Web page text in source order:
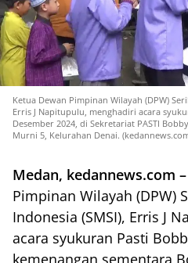
Ketua Dewan Pimpinan Wilayah (DPW)
Erris J Napitupulu, menghadiri acara
Desember 2024, di Sekretariat PASTI
Murni 5, Kelurahan Denai.
Medan, kedannews.com –
Pimpinan Wilayah (DPW)
Indonesia (SMSI), Erris J
acara syukuran Pasti
kemenangan sementara